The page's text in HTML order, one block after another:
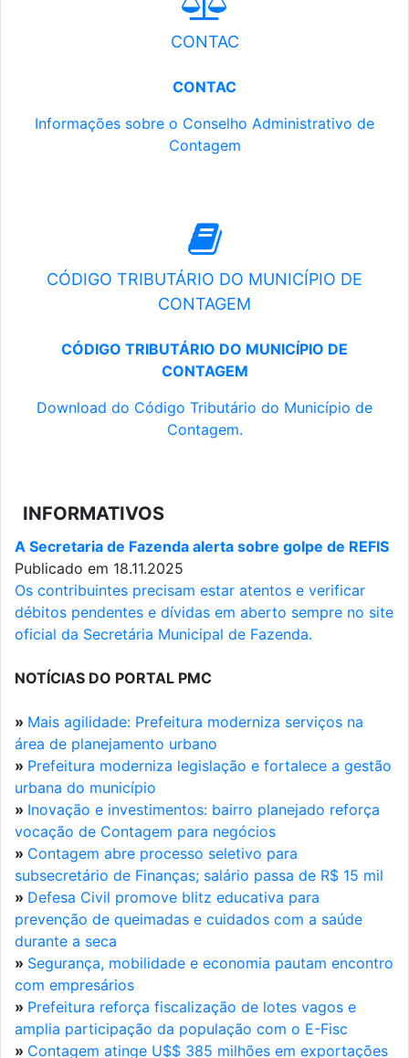
CONTAC
CONTAC
Informações sobre o Conselho Administrativo de
Contagem
CÓDIGO TRIBUTÁRIO DO MUNICÍPIO DE
CONTAGEM
CÓDIGO TRIBUTÁRIO DO MUNICÍPIO DE
CONTAGEM
Download do Código Tributário do Município de
Contagem.
INFORMATIVOS
A Secretaria de Fazenda alerta sobre golpe de REFIS
Publicado em 18.11.2025
Os contribuintes precisam estar atentos e verificar
débitos pendentes e dívidas em aberto sempre no site
oficial da Secretária Municipal de Fazenda.
NOTÍCIAS DO PORTAL PMC
» Mais agilidade: Prefeitura moderniza serviços na
área de planejamento urbano
» Prefeitura moderniza legislação e fortalece a gestão
urbana do município
» Inovação e investimentos: bairro planejado reforça
vocação de Contagem para negócios
» Contagem abre processo seletivo para
subsecretário de Finanças; salário passa de R$ 15 mil
» Defesa Civil promove blitz educativa para
prevenção de queimadas e cuidados com a saúde
durante a seca
» Segurança, mobilidade e economia pautam encontro
com empresários
» Prefeitura reforça fiscalização de lotes vagos e
amplia participação da população com o E-Fisc
» Contagem atinge U$$ 385 milhões em exportações